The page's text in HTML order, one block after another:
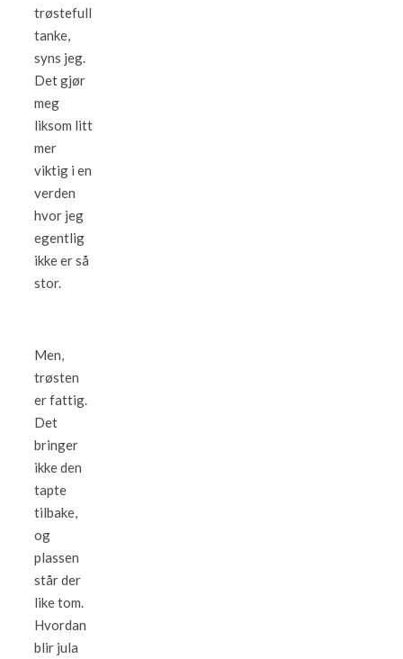
trøstefull
tanke,
syns jeg.
Det gjør
meg
liksom litt
mer
viktig i en
verden
hvor jeg
egentlig
ikke er så
stor.
Men,
trøsten
er fattig.
Det
bringer
ikke den
tapte
tilbake,
og
plassen
står der
like tom.
Hvordan
blir jula